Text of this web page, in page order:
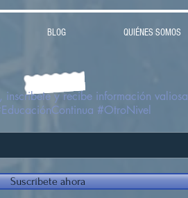
BLOG QUIÉNES SOMOS
y recibe información valiosa
#OtroNivel
Suscríbete ahora